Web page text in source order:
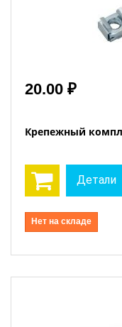
20.00 ₽
Крепежный
Детали
Нет на складе